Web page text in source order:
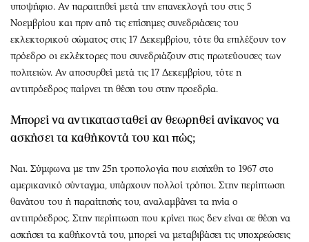
υποψήφιο. Αν παραιτηθεί μετά την επανεκλογή του στις 5
Νοεμβρίου και πριν από τις επίσημες συνεδριάσεις του
εκλεκτορικού σώματος στις 17 Δεκεμβρίου, τότε θα επιλέξουν τον
πρόεδρο οι εκλέκτορες που συνεδριάζουν στις πρωτεύουσες των
πολιτειών. Αν αποσυρθεί μετά τις 17 Δεκεμβρίου, τότε η
αντιπρόεδρος παίρνει τη θέση του στην προεδρία.
Μπορεί να αντικατασταθεί αν θεωρηθεί ανίκανος να
ασκήσει τα καθήκοντά του και πώς;
Ναι. Σύμφωνα με την 25η τροπολογία που εισήχθη το 1967 στο
αμερικανικό σύνταγμα, υπάρχουν πολλοί τρόποι. Στην περίπτωση
θανάτου του ή παραίτησής του, αναλαμβάνει τα ηνία ο
αντιπρόεδρος. Στην περίπτωση που κρίνει πως δεν είναι σε θέση να
ασκήσει τα καθήκοντά του, μπορεί να μεταβιβάσει τις υποχρεώσεις